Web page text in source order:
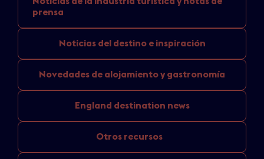
prensa
Noticias del destino e inspiración
Novedades de alojamiento y gastronomía
England destination news
Otros recursos